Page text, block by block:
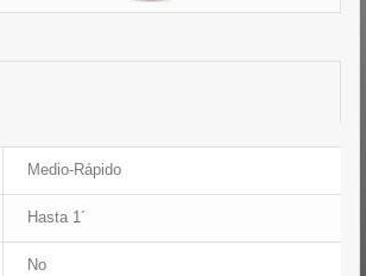
Medio-Rápido
Hasta 1´
No